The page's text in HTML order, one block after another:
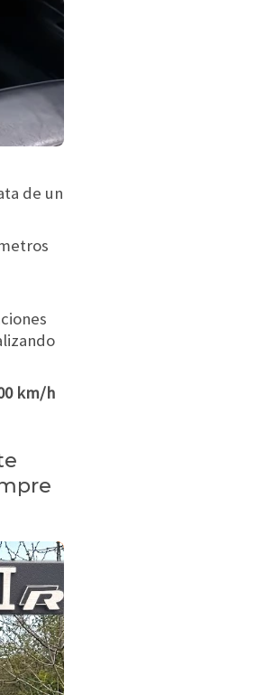
de un
km/h